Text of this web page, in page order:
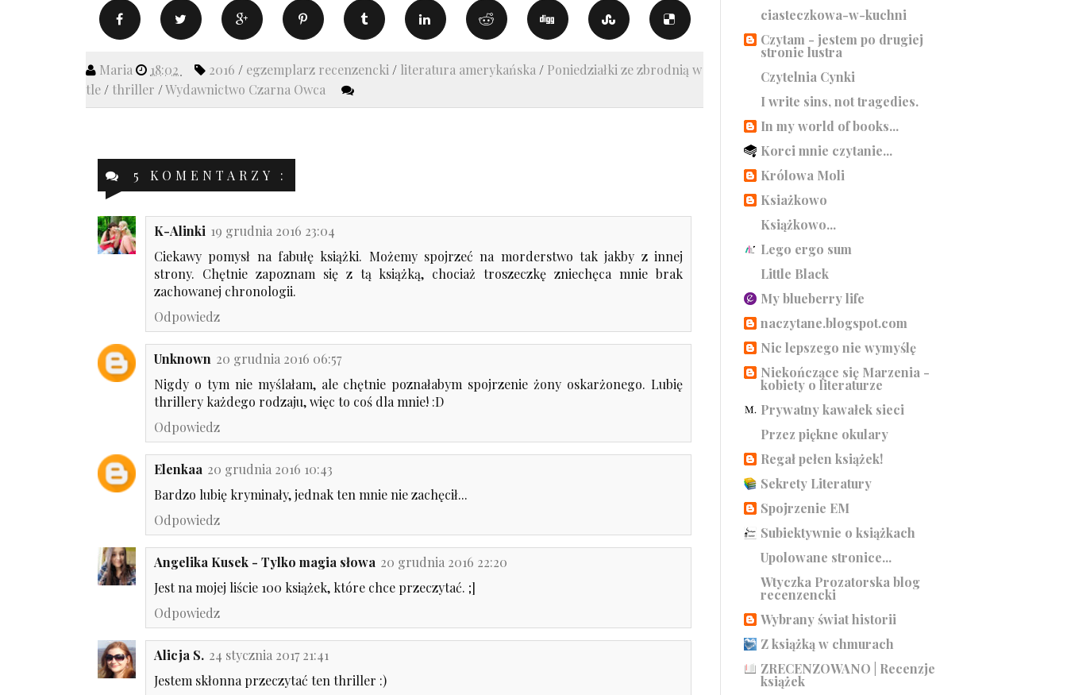
Maria 18:02 2016 / egzemplarz recenzencki / literatura amerykańska / Poniedziałki ze zbrodnią w
tle / thriller /Wydawnictwo Czarna Owca
5 KOMENTARZY :
K-Alinki 19 grudnia 2016 23:04
Ciekawy pomysł na fabułę książki. Możemy spojrzeć na morderstwo tak jakby z innej
strony. Chętnie zapoznam się z tą książką, chociaż troszeczkę zniechęca mnie brak
zachowanej chronologii.
Odpowiedz
Unknown 20 grudnia 2016 06:57
Nigdy o tym nie myślałam, ale chętnie poznałabym spojrzenie żony oskarżonego. Lubię
thrillery każdego rodzaju, więc to coś dla mnie! :D
Odpowiedz
Elenkaa 20 grudnia 2016 10:43
Bardzo lubię kryminały, jednak ten mnie nie zachęcił...
Odpowiedz
Angelika Kusek - Tylko magia słowa 20 grudnia 2016 22:20
Jest na mojej liście 100 książek, które chce przeczytać. ;]
Odpowiedz
Alicja S. 24 stycznia 2017 21:41
Jestem skłonna przeczytać ten thriller :)
ciasteczkowa-w-kuchni
Czytam - jestem po drugiej
stronie lustra
Czytelnia Cynki
I write sins, not tragedies.
In my world of books...
Korci mnie czytanie...
Królowa Moli
Ksiażkowo
Książkowo...
Lego ergo sum
Little Black
My blueberry life
naczytane.blogspot.com
Nic lepszego nie wymyślę
Niekończące się Marzenia -
kobiety o literaturze
Prywatny kawałek sieci
Przez piękne okulary
Regał pełen książek!
Sekrety Literatury
Spojrzenie EM
Subiektywnie o książkach
Upolowane stronice...
Wtyczka Prozatorska blog
recenzencki
Wybrany świat historii
Z książką w chmurach
ZRECENZOWANO | Recenzje
książek